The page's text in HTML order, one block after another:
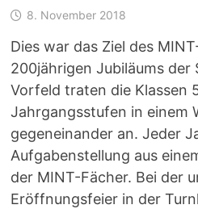
8. November 2018
Dies war das Ziel des
200jährigen Jubiläums der
Vorfeld traten die Klassen
Jahrgangsstufen in einem
gegeneinander an. Jeder
Aufgabenstellung aus
der MINT-Fächer. Bei der
Eröffnungsfeier in der